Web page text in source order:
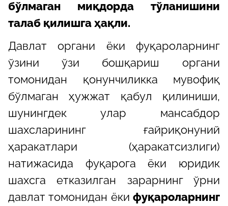
бўлмаган миқдорда тўланишини
талаб қилишга ҳақли.
Давлат органи ёки фуқароларнинг
ўзини ўзи бошқариш органи
томонидан қонунчиликка мувофиқ
бўлмаган ҳужжат қабул қилиниши,
шунингдек улар мансабдор
шахсларининг ғайриқонуний
ҳаракатлари (ҳаракатсизлиги)
натижасида фуқарога ёки юридик
шахсга етказилган зарарнинг ўрни
давлат томонидан ёки фуқароларнинг